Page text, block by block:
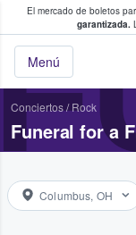
El mercado de boletos
garantizada.
Menú
fans
Conciertos/ Rock
Funeral for a
Columbus, OH